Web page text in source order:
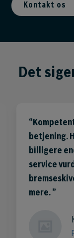
Kontakt os
Det
betjening.
billigere
service
mere.